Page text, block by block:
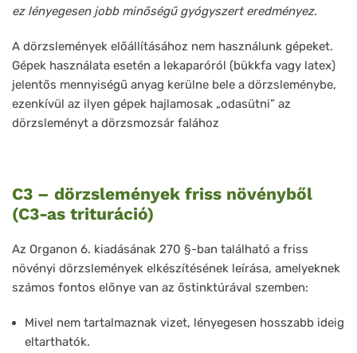
ez lényegesen jobb minőségű gyógyszert eredményez.
A dörzslemények előállításához nem használunk gépeket.
Gépek használata esetén a lekaparóról (bükkfa vagy latex)
jelentős mennyiségű anyag kerülne bele a dörzsleménybe,
ezenkívül az ilyen gépek hajlamosak „odasütni” az
dörzsleményt a dörzsmozsár falához
C3 – dörzslemények friss növényből
(C3-as trituráció)
Az Organon 6. kiadásának 270 §-ban található a friss
növényi dörzslemények elkészítésének leírása, amelyeknek
számos fontos előnye van az őstinktúrával szemben:
Mivel nem tartalmaznak vizet, lényegesen hosszabb ideig
eltarthatók.